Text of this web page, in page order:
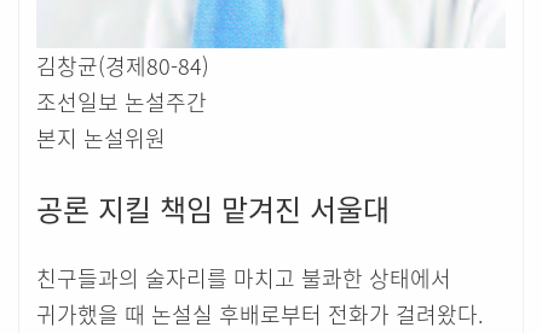
김창균(경제80-84)
조선일보 논설주간
본지 논설위원
공론 지킬 책임 맡겨진 서울대
친구들과의 술자리를 마치고 불콰한 상태에서
귀가했을 때 논설실 후배로부터 전화가 걸려왔다.